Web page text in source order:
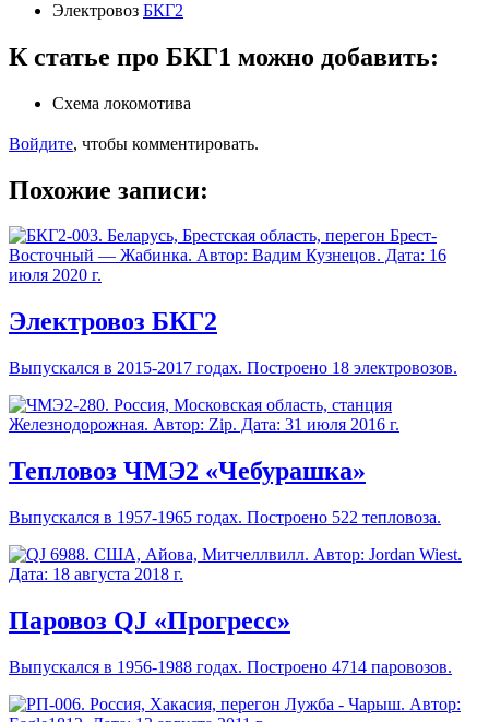
Электровоз БКГ2
К статье про БКГ1 можно добавить:
Схема локомотива
Войдите, чтобы комментировать.
Похожие записи:
Электровоз БКГ2
Выпускался в 2015-2017 годах. Построено 18 электровозов.
Тепловоз ЧМЭ2 «Чебурашка»
Выпускался в 1957-1965 годах. Построено 522 тепловоза.
Паровоз QJ «Прогресс»
Выпускался в 1956-1988 годах. Построено 4714 паровозов.